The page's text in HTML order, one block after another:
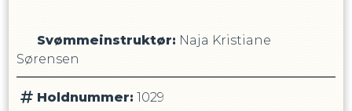
Svømmeinstruktør: Naja Kristiane
Sørensen
Holdnummer: 1029